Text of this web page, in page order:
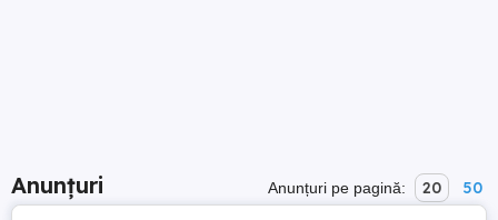
Anunțuri Anunțuri pe pagină: 20 50